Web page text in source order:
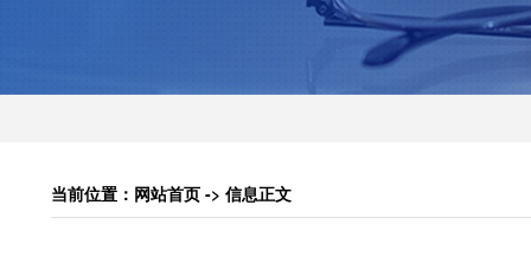
当前位置：网站首页 -> 信息正文